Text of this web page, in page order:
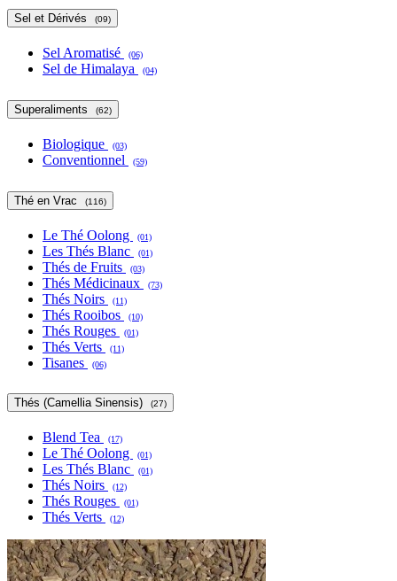
Sel et Dérivés (09)
Sel Aromatisé (06)
Sel de Himalaya (04)
Superaliments (62)
Biologique (03)
Conventionnel (59)
Thé en Vrac (116)
Le Thé Oolong (01)
Les Thés Blanc (01)
Thés de Fruits (03)
Thés Médicinaux (73)
Thés Noirs (11)
Thés Rooibos (10)
Thés Rouges (01)
Thés Verts (11)
Tisanes (06)
Thés (Camellia Sinensis) (27)
Blend Tea (17)
Le Thé Oolong (01)
Les Thés Blanc (01)
Thés Noirs (12)
Thés Rouges (01)
Thés Verts (12)